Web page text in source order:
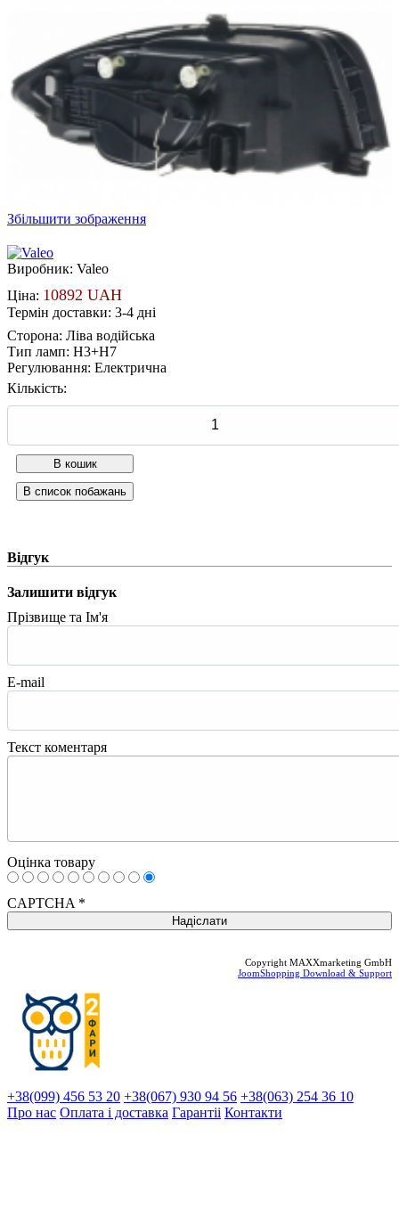
Збільшити зображення
Виробник: Valeo
Ціна: 10892 UAH
Термін доставки: 3-4 дні
Сторона: Ліва водійська
Тип ламп: H3+H7
Регулювання: Електрична
Кількість:
Відгук
Залишити відгук
Прізвище та Ім'я
E-mail
Текст коментаря
Оцінка товару
CAPTCHA *
Copyright MAXXmarketing GmbH
JoomShopping Download & Support
+38(099) 456 53 20 +38(067) 930 94 56 +38(063) 254 36 10
Про нас Оплата і доставка Гарантіi Контакти